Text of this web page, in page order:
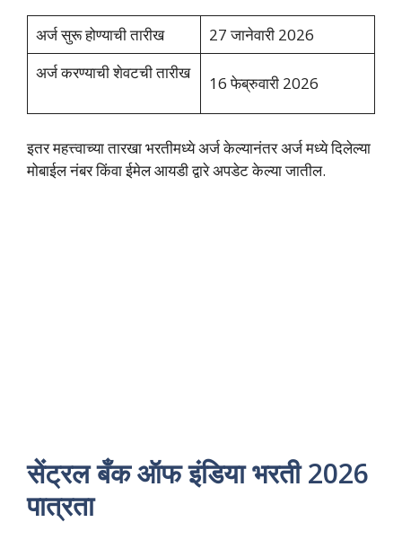
अर्ज सुरू होण्याची तारीख
27 जानेवारी 2026
अर्ज करण्याची शेवटची तारीख
16 फेब्रुवारी 2026
इतर महत्त्वाच्या तारखा भरतीमध्ये अर्ज केल्यानंतर अर्ज मध्ये दिलेल्या
मोबाईल नंबर किंवा ईमेल आयडी द्वारे अपडेट केल्या जातील.
सेंट्रल बँक ऑफ इंडिया भरती 2026
पात्रता